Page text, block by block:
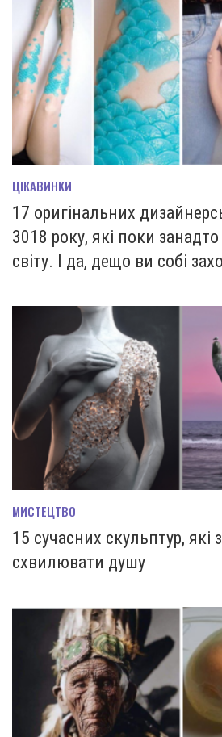
ЦІКАВИНКИ
17 оригінальних
3018 року, які поки
світу. І да, дещо ви собі
МИСТЕЦТВО
15 сучасних скульптур, які
схвилювати душу